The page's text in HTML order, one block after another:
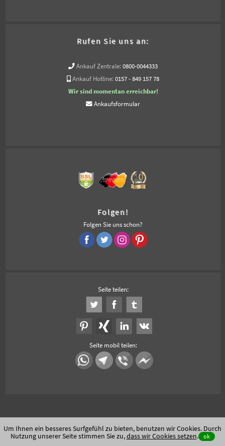
Rufen Sie uns an:
Ankauf Zentrale: 0800-0044333
Ankauf Hotline: 0157 - 849 157 78
Wir sind momentan erreichbar!
Ankaufsformular
Folgen!
Folgen Sie uns schon?
Seite teilen:
Seite mobil teilen:
Um Ihnen ein besseres Surfgefühl zu bieten, benutzen wir Cookies. Durch
Nutzung unserer Seite stimmen Sie zu,dass wir Cookies setzen. ok